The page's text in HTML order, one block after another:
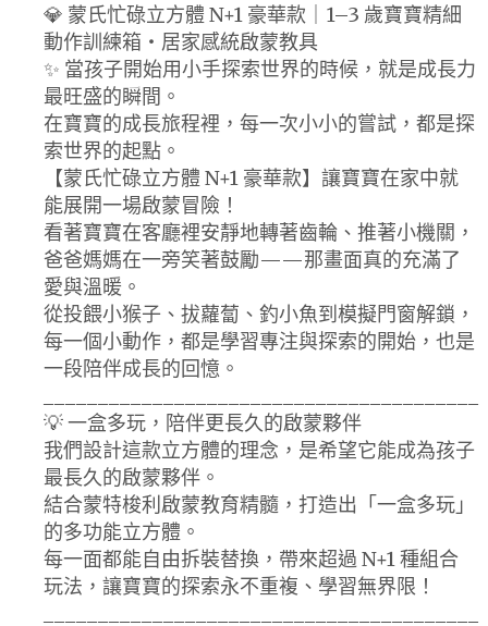
💎 蒙氏忙碌立方體 N+1 豪華款｜1–3 歲寶寶精細
動作訓練箱・居家感統啟蒙教具
✨ 當孩子開始用小手探索世界的時候，就是成長力
最旺盛的瞬間。
在寶寶的成長旅程裡，每一次小小的嘗試，都是探
索世界的起點。
【蒙氏忙碌立方體 N+1 豪華款】讓寶寶在家中就
能展開一場啟蒙冒險！
看著寶寶在客廳裡安靜地轉著齒輪、推著小機關，
爸爸媽媽在一旁笑著鼓勵——那畫面真的充滿了
愛與溫暖。
從投餵小猴子、拔蘿蔔、釣小魚到模擬門窗解鎖，
每一個小動作，都是學習專注與探索的開始，也是
一段陪伴成長的回憶。
💡 一盒多玩，陪伴更長久的啟蒙夥伴
我們設計這款立方體的理念，是希望它能成為孩子
最長久的啟蒙夥伴。
結合蒙特梭利啟蒙教育精髓，打造出「一盒多玩」
的多功能立方體。
每一面都能自由拆裝替換，帶來超過 N+1 種組合
玩法，讓寶寶的探索永不重複、學習無界限！